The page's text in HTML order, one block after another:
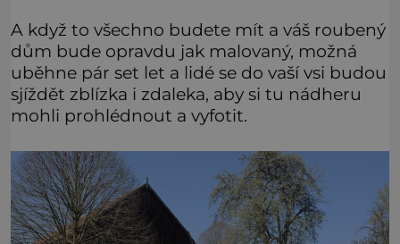
A když to všechno budete mít a váš roubený
dům bude opravdu jak malovaný, možná
uběhne pár set let a lidé se do vaší vsi budou
sjíždět zblízka i zdaleka, aby si tu nádheru
mohli prohlédnout a vyfotit.